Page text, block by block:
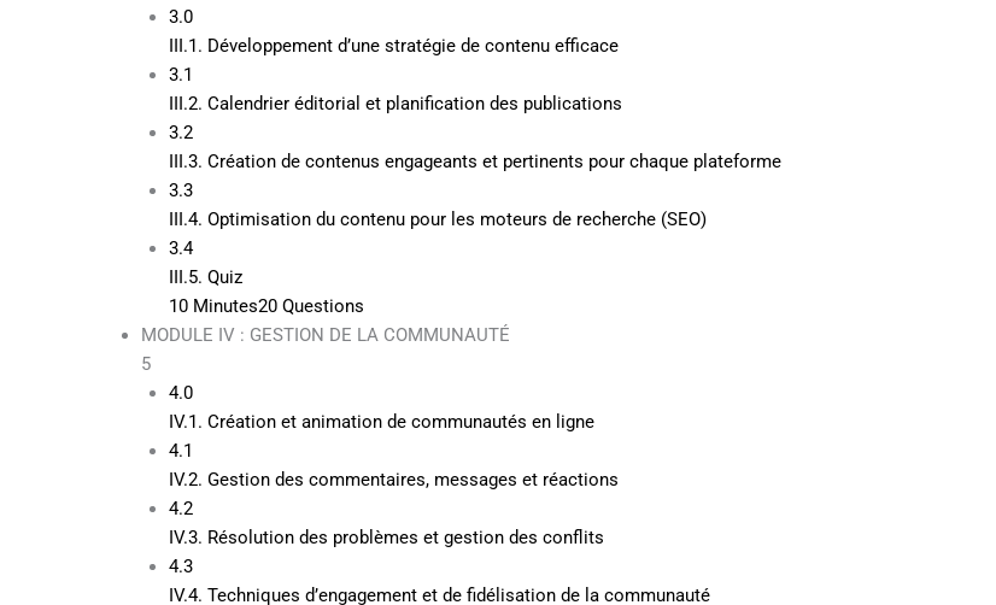
3.0
III.1. Développement d’une stratégie de contenu efficace
3.1
III.2. Calendrier éditorial et planification des publications
3.2
III.3. Création de contenus engageants et pertinents pour chaque plateforme
3.3
III.4. Optimisation du contenu pour les moteurs de recherche (SEO)
3.4
III.5. Quiz
10 Minutes20 Questions
MODULE IV : GESTION DE LA COMMUNAUTÉ
5
4.0
IV.1. Création et animation de communautés en ligne
4.1
IV.2. Gestion des commentaires, messages et réactions
4.2
IV.3. Résolution des problèmes et gestion des conflits
4.3
IV.4. Techniques d’engagement et de fidélisation de la communauté